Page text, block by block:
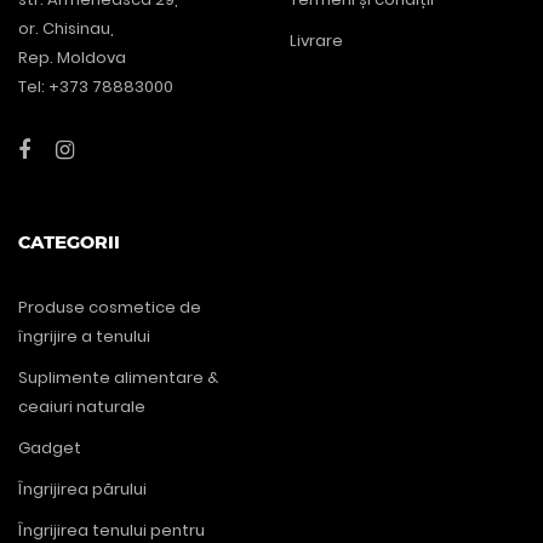
or. Chisinau,
Rep. Moldova
Tel: +373 78883000
Livrare
CATEGORII
Produse cosmetice de
îngrijire a tenului
Suplimente alimentare &
ceaiuri naturale
Gadget
Îngrijirea părului
Îngrijirea tenului pentru